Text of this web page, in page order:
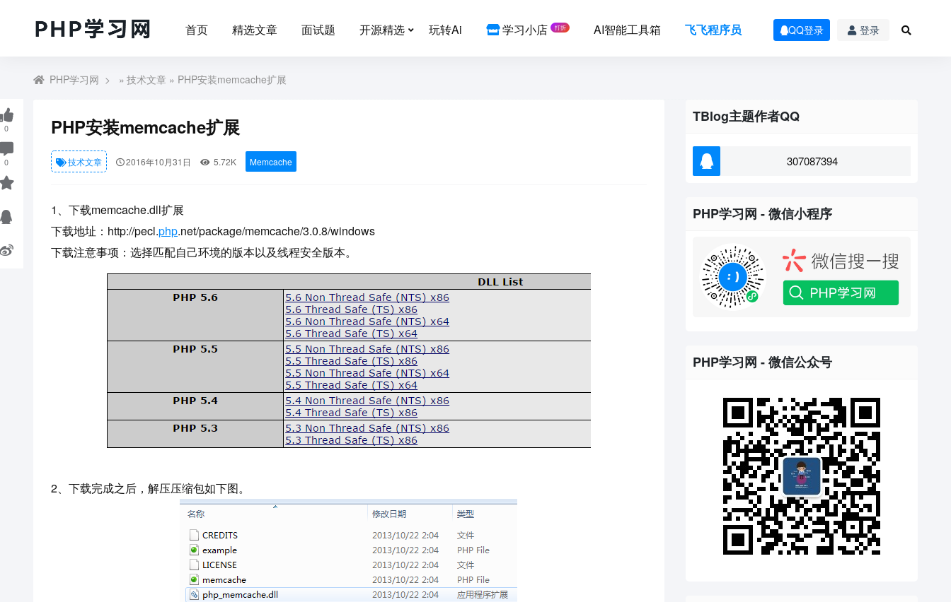
首页 精选文章 面试题 开源精选 玩转Ai 学习小店 打折 AI智能工具箱 飞飞程序员 QQ登录 登录
PHP学习网 » 技术文章 » PHP安装memcache扩展
PHP安装memcache扩展
技术文章 2016年10月31日 5.72K Memcache
1、下载memcache.dll扩展
下载地址：http://pecl.php.net/package/memcache/3.0.8/windows
下载注意事项：选择匹配自己环境的版本以及线程安全版本。
2、下载完成之后，解压压缩包如下图。
TBlog主题作者QQ
307087394
PHP学习网 - 微信小程序
PHP学习网 - 微信公众号
0
0